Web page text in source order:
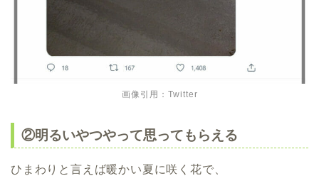
画像引用：Twitter
②明るいやつやって思ってもらえる
ひまわりと言えば暖かい夏に咲く花で、